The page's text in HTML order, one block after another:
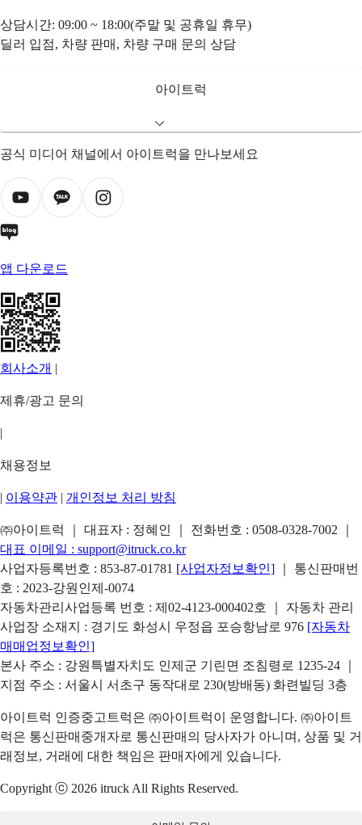
상담시간: 09:00 ~ 18:00(주말 및 공휴일 휴무)
딜러 입점, 차량 판매, 차량 구매 문의 상담
아이트럭
공식 미디어 채널에서 아이트럭을 만나보세요
앱 다운로드
회사소개 |
제휴/광고 문의
|
채용정보
| 이용약관 | 개인정보 처리 방침
㈜아이트럭 ｜ 대표자 : 정혜인 ｜ 전화번호 : 0508-0328-7002
대표 이메일 : support@itruck.co.kr
사업자등록번호 : 853-87-01781 [사업자정보확인]
｜ 통신판매번
호 : 2023-강원인제-0074
자동차관리사업등록 번호 : 제02-4123-000402호 ｜ 자동차 관리
사업장 소재지 : 경기도 화성시 우정읍 포승항남로 976 [자동차
매매업정보확인]
본사 주소 : 강원특별자치도 인제군 기린면 조침령로 1235-24 ｜
지점 주소 : 서울시 서초구 동작대로 230(방배동) 화련빌딩 3층
아이트럭 인증중고트럭은 ㈜아이트럭이 운영합니다. ㈜아이트
럭은 통신판매중개자로 통신판매의 당사자가 아니며, 상품 및 거
래정보, 거래에 대한 책임은 판매자에게 있습니다.
Copyright ⓒ 2026 itruck All Rights Reserved.